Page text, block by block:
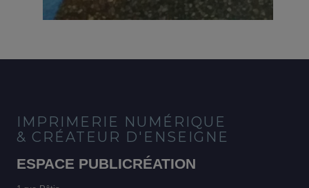
IMPRIMERIE NUMÉRIQUE
& CRÉATEUR D'ENSEIGNE
ESPACE PUBLICRÉATION